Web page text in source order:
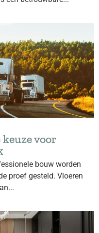
voor
bouw worden
proef gesteld. Vloeren